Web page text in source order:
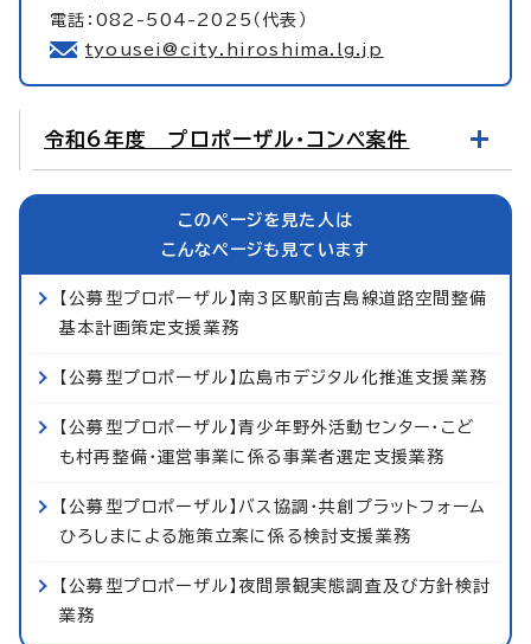
電話：082-504-2025（代表）
tyousei@city.hiroshima.lg.jp
令和6年度 プロポーザル・コンペ案件
このページを見た人は
こんなページも見ています
【公募型プロポーザル】南3区駅前吉島線道路空間整備
基本計画策定支援業務
【公募型プロポーザル】広島市デジタル化推進支援業務
【公募型プロポーザル】青少年野外活動センター・こど
も村再整備・運営事業に係る事業者選定支援業務
【公募型プロポーザル】バス協調・共創プラットフォーム
ひろしまによる施策立案に係る検討支援業務
【公募型プロポーザル】夜間景観実態調査及び方針検討
業務